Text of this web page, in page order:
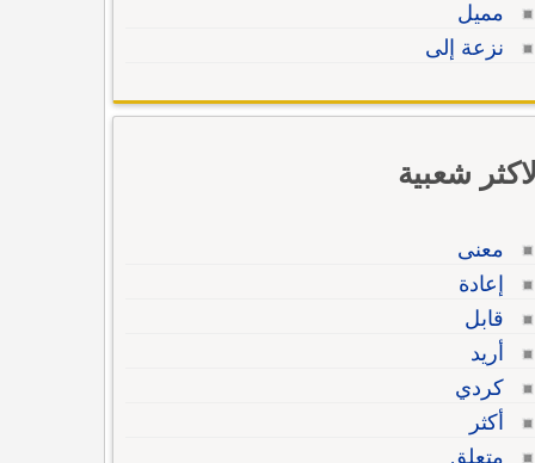
مميل
نزعة إلى
الاكثر شعبية
معنى
إعادة
قابل
أريد
كردي
أكثر
متعلق